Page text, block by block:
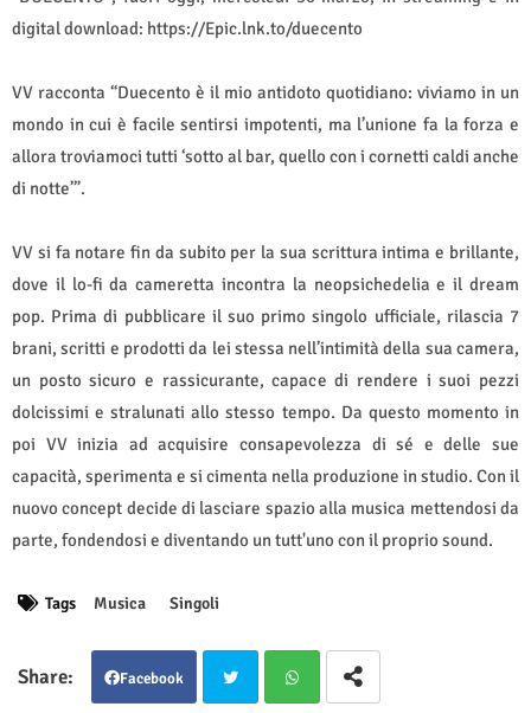
digital download: https://Epic.lnk.to/duecento
VV racconta “Duecento è il mio antidoto quotidiano: viviamo in un
mondo in cui è facile sentirsi impotenti, ma l’unione fa la forza e
allora troviamoci tutti ‘sotto al bar, quello con i cornetti caldi anche
di notte’”.
VV si fa notare fin da subito per la sua scrittura intima e brillante,
dove il lo-fi da cameretta incontra la neopsichedelia e il dream
pop. Prima di pubblicare il suo primo singolo ufficiale, rilascia 7
brani, scritti e prodotti da lei stessa nell’intimità della sua camera,
un posto sicuro e rassicurante, capace di rendere i suoi pezzi
dolcissimi e stralunati allo stesso tempo. Da questo momento in
poi VV inizia ad acquisire consapevolezza di sé e delle sue
capacità, sperimenta e si cimenta nella produzione in studio. Con il
nuovo concept decide di lasciare spazio alla musica mettendosi da
parte, fondendosi e diventando un tutt'uno con il proprio sound.
Tags Musica Singoli
Facebook